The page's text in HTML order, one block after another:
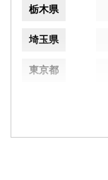
栃木県
埼玉県
東京都